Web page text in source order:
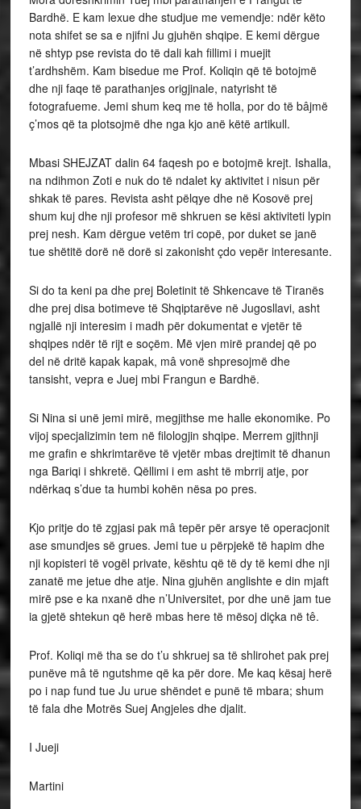
Bardhë. E kam lexue dhe studjue me vemendje: ndër këto
nota shifet se sa e njifni Ju gjuhën shqipe. E kemi dërgue
në shtyp pse revista do të dali kah fillimi i muejit
t’ardhshëm. Kam bisedue me Prof. Koliqin që të botojmë
dhe nji faqe të parathanjes origjinale, natyrisht të
fotografueme. Jemi shum keq me të holla, por do të bâjmë
ç’mos që ta plotsojmë dhe nga kjo anë këtë artikull.
Mbasi SHEJZAT dalin 64 faqesh po e botojmë krejt. Ishalla,
na ndihmon Zoti e nuk do të ndalet ky aktivitet i nisun për
shkak të pares. Revista asht pëlqye dhe në Kosovë prej
shum kuj dhe nji profesor më shkruen se kësi aktiviteti lypin
prej nesh. Kam dërgue vetëm tri copë, por duket se janë
tue shëtitë dorë në dorë si zakonisht çdo vepër interesante.
Si do ta keni pa dhe prej Boletinit të Shkencave të Tiranës
dhe prej disa botimeve të Shqiptarëve në Jugosllavi, asht
ngjallë nji interesim i madh për dokumentat e vjetër të
shqipes ndër të rijt e soçëm. Më vjen mirë prandej që po
del në dritë kapak kapak, mâ vonë shpresojmë dhe
tansisht, vepra e Juej mbi Frangun e Bardhë.
Si Nina si unë jemi mirë, megjithse me halle ekonomike. Po
vijoj specjalizimin tem në filologjin shqipe. Merrem gjithnji
me grafin e shkrimtarëve të vjetër mbas drejtimit të dhanun
nga Bariqi i shkretë. Qëllimi i em asht të mbrrij atje, por
ndërkaq s’due ta humbi kohën nësa po pres.
Kjo pritje do të zgjasi pak mâ tepër për arsye të operacjonit
ase smundjes së grues. Jemi tue u përpjekë të hapim dhe
nji kopisteri të vogël private, kështu që të dy të kemi dhe nji
zanatë me jetue dhe atje. Nina gjuhën anglishte e din mjaft
mirë pse e ka nxanë dhe n’Universitet, por dhe unë jam tue
ia gjetë shtekun që herë mbas here të mësoj diçka në tê.
Prof. Koliqi më tha se do t’u shkruej sa të shlirohet pak prej
punëve mâ të ngutshme që ka për dore. Me kaq kësaj herë
po i nap fund tue Ju urue shëndet e punë të mbara; shum
të fala dhe Motrës Suej Angjeles dhe djalit.
I Jueji
Martini